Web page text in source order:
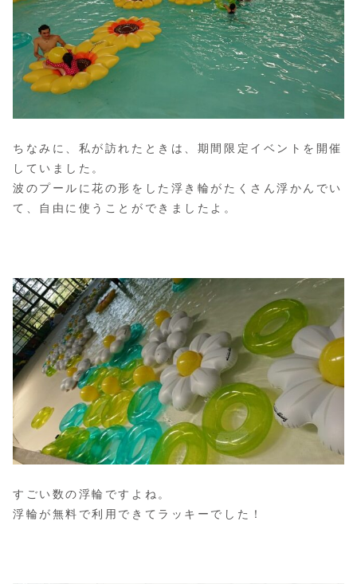
ちなみに、私が訪れたときは、期間限定イベントを開催
していました。
波のプールに花の形をした浮き輪がたくさん浮かんでい
て、自由に使うことができましたよ。
すごい数の浮輪ですよね。
浮輪が無料で利用できてラッキーでした！